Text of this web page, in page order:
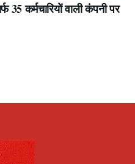
कर्मचारियों वाली कंपनी पर